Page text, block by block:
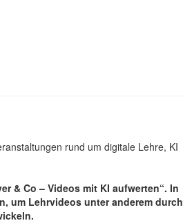
rund um digitale Lehre, KI
& Co – Videos mit KI aufwerten“. In
um Lehrvideos unter anderem durch